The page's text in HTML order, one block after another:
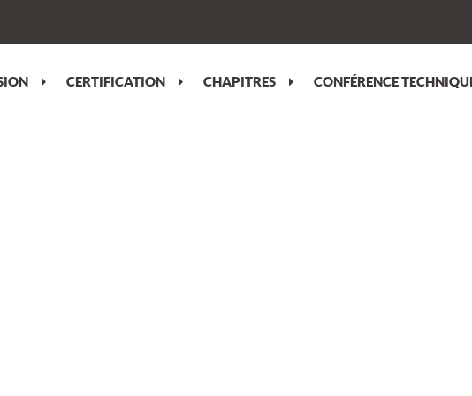
CERTIFICATION
CHAPITRES
CONFÉRENCE